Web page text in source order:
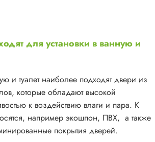
для установки в ванную и
и туалет наиболее подходят двери из
которые обладают высокой
к воздействию влаги и пара. К
например экошпон, ПВХ, а также
покрытия дверей.